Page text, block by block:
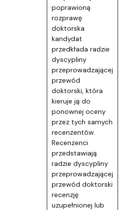
poprawioną
rozprawę
doktorska
kandydat
przedkłada radzie
dyscypliny
przeprowadzającej
przewód
doktorski, która
kieruje ją do
ponownej oceny
przez tych samych
recenzentów.
Recenzenci
przedstawiają
radzie dyscypliny
przeprowadzającej
przewód doktorski
recenzję
uzupełnionej lub